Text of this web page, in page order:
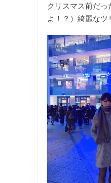
クリスマス前だ
よ！？）綺麗なツ